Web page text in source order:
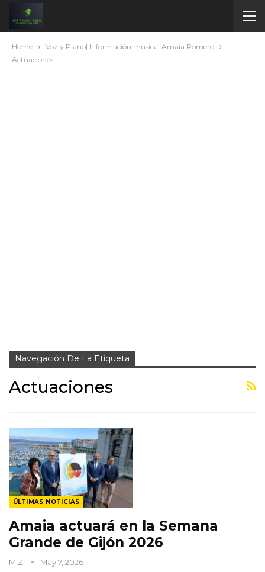
Home
Voz y Piano| Información musical Amaia Romero
Actuaciones
Navegación De La Etiqueta
Actuaciones
ÚLTIMAS NOTICIAS
Amaia actuará en la Semana
Grande de Gijón 2026
M.Z. May 7, 2026